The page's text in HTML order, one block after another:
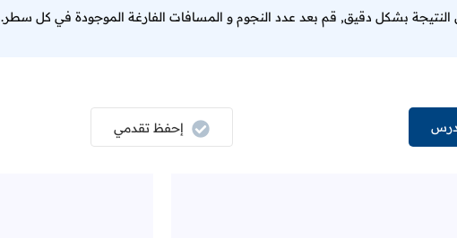
النتيجة بشكل دقيق, قم بعد عدد النجوم و المسافات الفارغة الموجودة في كل سطر.
إحفظ تقدمي